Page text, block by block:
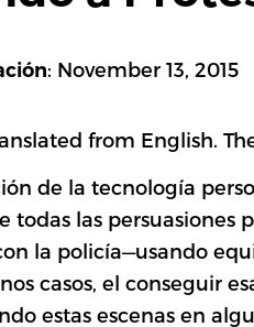
: November 13, 2015
from English.
de la tecnología
todas las persuasiones
la policía—usando
casos, el conseguir
estas escenas en